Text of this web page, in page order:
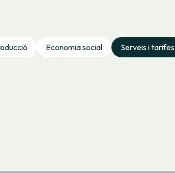
Economia social Serveis i tarifes